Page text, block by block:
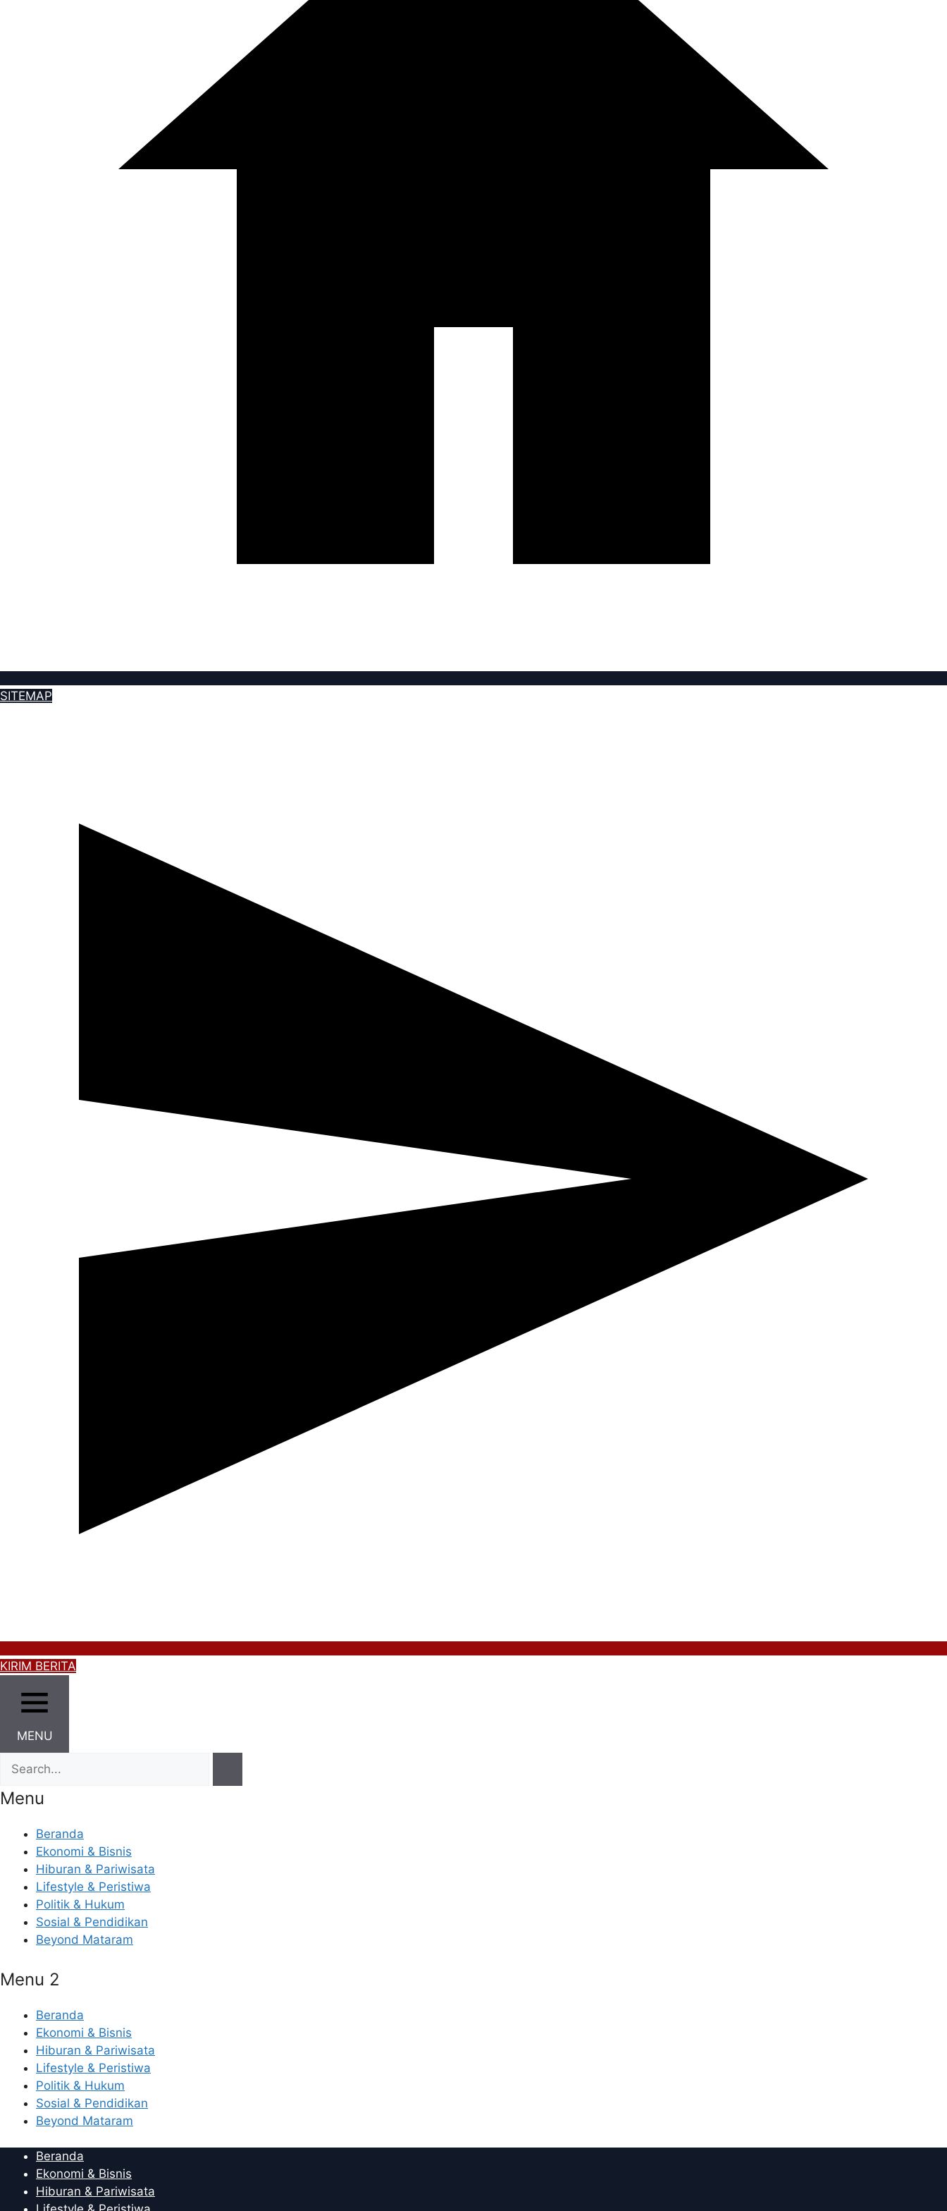
SITEMAP
KIRIM BERITA
MENU
Menu
Beranda
Ekonomi & Bisnis
Hiburan & Pariwisata
Lifestyle & Peristiwa
Politik & Hukum
Sosial & Pendidikan
Beyond Mataram
Menu 2
Beranda
Ekonomi & Bisnis
Hiburan & Pariwisata
Lifestyle & Peristiwa
Politik & Hukum
Sosial & Pendidikan
Beyond Mataram
Beranda
Ekonomi & Bisnis
Hiburan & Pariwisata